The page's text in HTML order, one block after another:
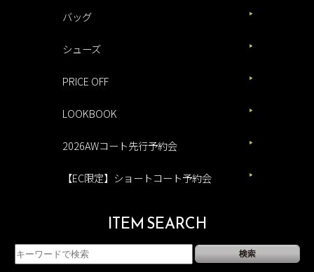
バッグ
シューズ
PRICE OFF
LOOKBOOK
2026AWコート先行予約会
【EC限定】ショートコート予約会
ITEM SEARCH